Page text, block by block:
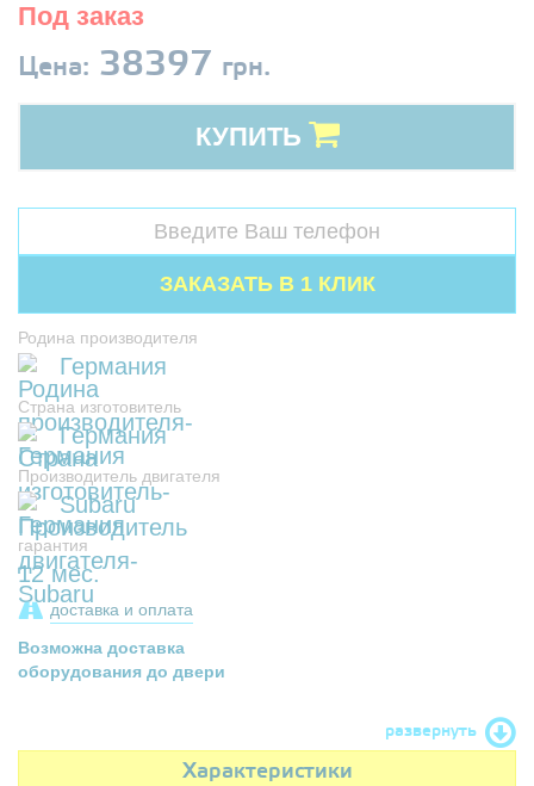
Под заказ
Цена: 38397 грн.
КУПИТЬ
Родина производителя
Германия
Страна изготовитель
Германия
Производитель двигателя
Subaru
гарантия
12 мес.
доставка и оплата
Возможна доставка
оборудования до двери
развернуть
Характеристики